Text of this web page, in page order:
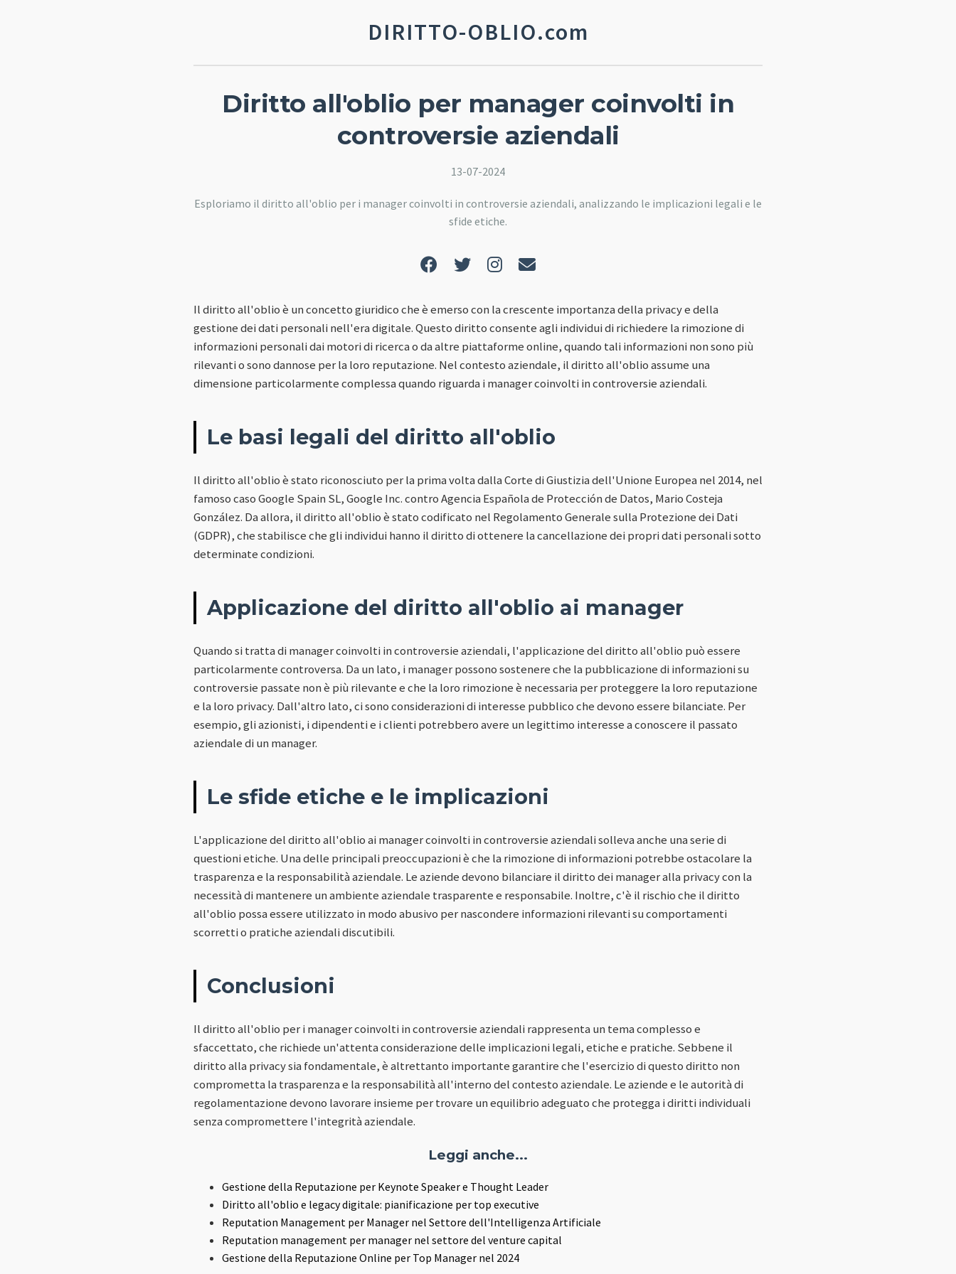
DIRITTO-OBLIO.com
Diritto all'oblio per manager coinvolti in
controversie aziendali
13-07-2024
Esploriamo il diritto all'oblio per i manager coinvolti in controversie aziendali, analizzando le implicazioni legali e le
sfide etiche.
Il diritto all'oblio è un concetto giuridico che è emerso con la crescente importanza della privacy e della
gestione dei dati personali nell'era digitale. Questo diritto consente agli individui di richiedere la rimozione di
informazioni personali dai motori di ricerca o da altre piattaforme online, quando tali informazioni non sono più
rilevanti o sono dannose per la loro reputazione. Nel contesto aziendale, il diritto all'oblio assume una
dimensione particolarmente complessa quando riguarda i manager coinvolti in controversie aziendali.
Le basi legali del diritto all'oblio
Il diritto all'oblio è stato riconosciuto per la prima volta dalla Corte di Giustizia dell'Unione Europea nel 2014, nel
famoso caso Google Spain SL, Google Inc. contro Agencia Española de Protección de Datos, Mario Costeja
González. Da allora, il diritto all'oblio è stato codificato nel Regolamento Generale sulla Protezione dei Dati
(GDPR), che stabilisce che gli individui hanno il diritto di ottenere la cancellazione dei propri dati personali sotto
determinate condizioni.
Applicazione del diritto all'oblio ai manager
Quando si tratta di manager coinvolti in controversie aziendali, l'applicazione del diritto all'oblio può essere
particolarmente controversa. Da un lato, i manager possono sostenere che la pubblicazione di informazioni su
controversie passate non è più rilevante e che la loro rimozione è necessaria per proteggere la loro reputazione
e la loro privacy. Dall'altro lato, ci sono considerazioni di interesse pubblico che devono essere bilanciate. Per
esempio, gli azionisti, i dipendenti e i clienti potrebbero avere un legittimo interesse a conoscere il passato
aziendale di un manager.
Le sfide etiche e le implicazioni
L'applicazione del diritto all'oblio ai manager coinvolti in controversie aziendali solleva anche una serie di
questioni etiche. Una delle principali preoccupazioni è che la rimozione di informazioni potrebbe ostacolare la
trasparenza e la responsabilità aziendale. Le aziende devono bilanciare il diritto dei manager alla privacy con la
necessità di mantenere un ambiente aziendale trasparente e responsabile. Inoltre, c'è il rischio che il diritto
all'oblio possa essere utilizzato in modo abusivo per nascondere informazioni rilevanti su comportamenti
scorretti o pratiche aziendali discutibili.
Conclusioni
Il diritto all'oblio per i manager coinvolti in controversie aziendali rappresenta un tema complesso e
sfaccettato, che richiede un'attenta considerazione delle implicazioni legali, etiche e pratiche. Sebbene il
diritto alla privacy sia fondamentale, è altrettanto importante garantire che l'esercizio di questo diritto non
comprometta la trasparenza e la responsabilità all'interno del contesto aziendale. Le aziende e le autorità di
regolamentazione devono lavorare insieme per trovare un equilibrio adeguato che protegga i diritti individuali
senza compromettere l'integrità aziendale.
Leggi anche...
Gestione della Reputazione per Keynote Speaker e Thought Leader
Diritto all'oblio e legacy digitale: pianificazione per top executive
Reputation Management per Manager nel Settore dell'Intelligenza Artificiale
Reputation management per manager nel settore del venture capital
Gestione della Reputazione Online per Top Manager nel 2024